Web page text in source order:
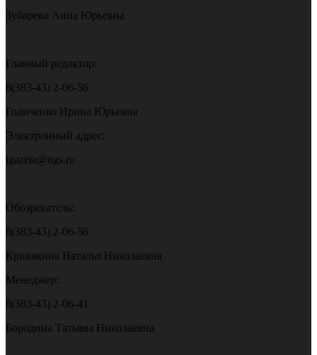
Зубарева Анна Юрьевна
Главный редактор:
8(383-43) 2-06-56
Голиченко Ирина Юрьевна
Электронный адрес:
igazeta@ngs.ru
Обозреватель:
8(383-43) 2-06-56
Кривякина Наталья Николаевна
Менеджер:
8(383-43) 2-06-41
Бородина Татьяна Николаевна